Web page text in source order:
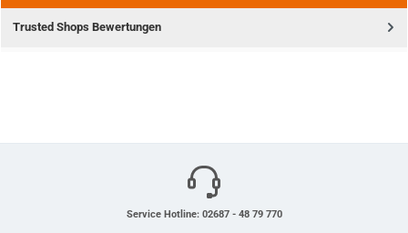
Trusted Shops Bewertungen
Service Hotline: 02687 - 48 79 770